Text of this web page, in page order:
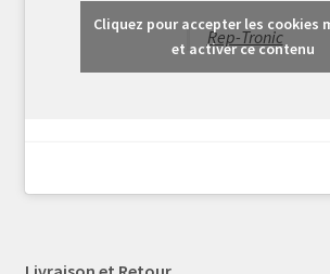
Rep-Tronic
Cliquez pour accepter les cookies
et activer ce contenu